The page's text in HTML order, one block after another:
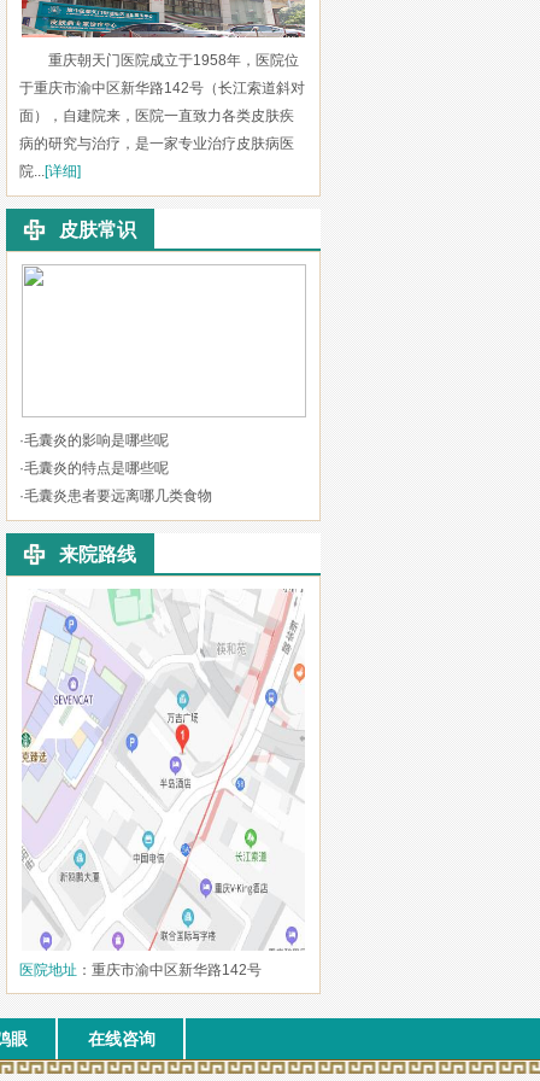
重庆朝天门医院成立于1958年，医院位
于重庆市渝中区新华路142号（长江索道斜对
面），自建院来，医院一直致力各类皮肤疾
病的研究与治疗，是一家专业治疗皮肤病医
院... [详细]
皮肤常识
·毛囊炎的影响是哪些呢
·毛囊炎的特点是哪些呢
·毛囊炎患者要远离哪几类食物
来院路线
医院地址 ：重庆市渝中区新华路142号
眼 在线咨询